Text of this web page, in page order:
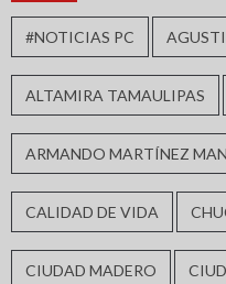
#NOTICIAS PC
ALTAMIRA TAMAULIPAS
ARMANDO MARTÍNEZ
CALIDAD DE VIDA
CIUDAD MADERO